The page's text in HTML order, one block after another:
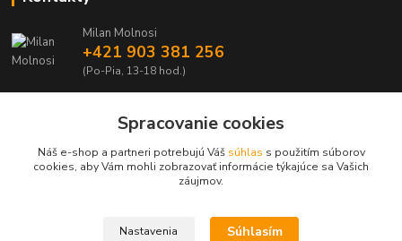
Milan Molnosi
+421 903 381 256
(Po-Pia, 13-18 hod.)
Upravit sběr cookies.
Spracovanie cookies
Náš e-shop a partneri potrebujú Váš súhlas s použitím súborov
cookies, aby Vám mohli zobrazovať informácie týkajúce sa Vašich
záujmov.
Nastavenia Súhlasím